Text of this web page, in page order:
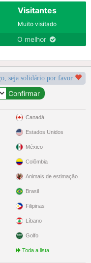
Visitantes
Muito visitado
O melhor
seja solidário por favor
Canadá
Estados Unidos
México
Colômbia
Animais de estimação
Brasil
Filipinas
Líbano
Golfo
Toda a lista